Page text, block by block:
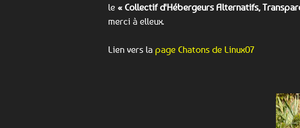
le « Collectif d'Hébergeurs Alternatifs,
merci à elleux.
Lien vers la page Chatons de Linux07